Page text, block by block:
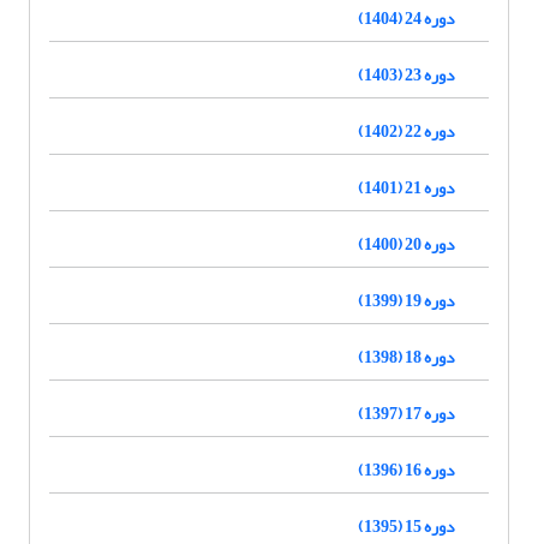
دوره 24 (1404)
دوره 23 (1403)
دوره 22 (1402)
دوره 21 (1401)
دوره 20 (1400)
دوره 19 (1399)
دوره 18 (1398)
دوره 17 (1397)
دوره 16 (1396)
دوره 15 (1395)